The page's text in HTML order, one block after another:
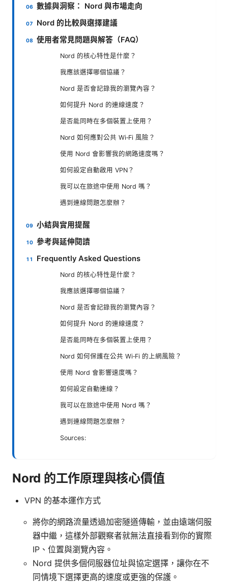
數據與洞察： Nord 與市場走向
Nord 的比較與選擇建議
使用者常見問題與解答（FAQ）
Nord 的核心特性是什麼？
我應該選擇哪個協議？
Nord 是否會記錄我的瀏覽內容？
如何提升 Nord 的連線速度？
是否能同時在多個裝置上使用？
Nord 如何應對公共 Wi‑Fi 風險？
使用 Nord 會影響我的網路速度嗎？
如何設定自動啟用 VPN？
我可以在旅途中使用 Nord 嗎？
遇到連線問題怎麼辦？
小結與實用提醒
參考與延伸閱讀
Frequently Asked Questions
Nord 的核心特性是什麼？
我應該選擇哪個協議？
Nord 是否會記錄我的瀏覽內容？
如何提升 Nord 的連線速度？
是否能同時在多個裝置上使用？
Nord 如何保護在公共 Wi‑Fi 的上網風險？
使用 Nord 會影響速度嗎？
如何設定自動連線？
我可以在旅途中使用 Nord 嗎？
遇到連線問題怎麼辦？
Sources:
Nord 的工作原理與核心價值
VPN 的基本運作方式
將你的網路流量透過加密隧道傳輸，並由遠端伺服
器中繼，這樣外部觀察者就無法直接看到你的實際
IP、位置與瀏覽內容。
Nord 提供多個伺服器位址與協定選擇，讓你在不
同情境下選擇更高的速度或更強的保護。